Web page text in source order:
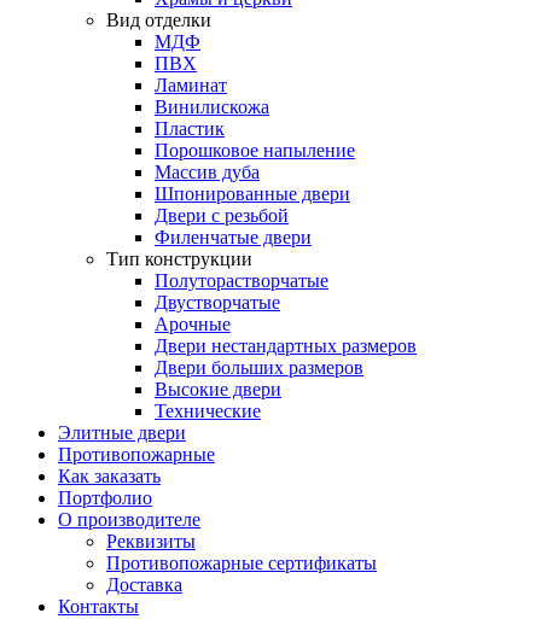
Вид отделки
МДФ
ПВХ
Ламинат
Винилискожа
Пластик
Порошковое напыление
Массив дуба
Шпонированные двери
Двери с резьбой
Филенчатые двери
Тип конструкции
Полуторастворчатые
Двустворчатые
Арочные
Двери нестандартных размеров
Двери больших размеров
Высокие двери
Технические
Элитные двери
Противопожарные
Как заказать
Портфолио
О производителе
Реквизиты
Противопожарные сертификаты
Доставка
Контакты